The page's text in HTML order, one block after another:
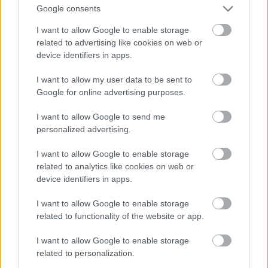
Google consents
I want to allow Google to enable storage
related to advertising like cookies on web or
device identifiers in apps.
I want to allow my user data to be sent to
Google for online advertising purposes.
I want to allow Google to send me
personalized advertising.
I want to allow Google to enable storage
related to analytics like cookies on web or
device identifiers in apps.
I want to allow Google to enable storage
related to functionality of the website or app.
I want to allow Google to enable storage
related to personalization.
tarzus
16 éve
@maxt:
Nem hiszem, hogy lemaradtál! :-) Ilyen témában
mindig kapunk időt.
- Az isteni bizonyítékokat általában a filozófusok és a
teológusok keresik, nem igazán garantált sikerrel. De
azért a szent tamási (tomista) istenérveken még ma
is el lehet gondolkodni. Az Einstein által emlegetett
"titkon" is.
csupán a tudósok privilégiuma.
Az Isten létének bizonyságát az ember inkább kapja
tudománytalan dolog ez a spiritualizmus! Bár
újabban az IQ-ról szóló írások igyekeznek rácáfolni